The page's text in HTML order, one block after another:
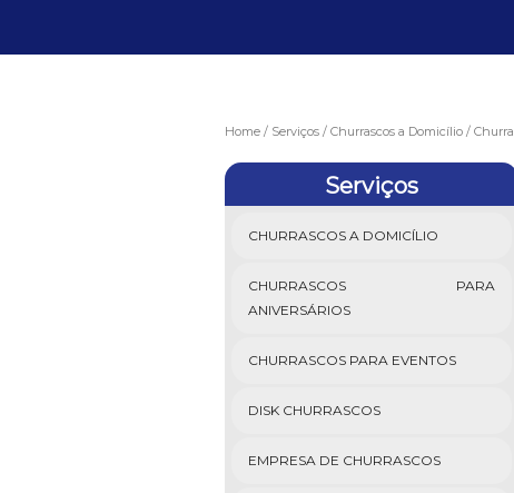
Home Serviços Churrascos a Domicílio
Serviços
CHURRASCOS A DOMICÍLIO
CHURRASCOS PARA
ANIVERSÁRIOS
CHURRASCOS PARA EVENTOS
DISK CHURRASCOS
EMPRESA DE CHURRASCOS